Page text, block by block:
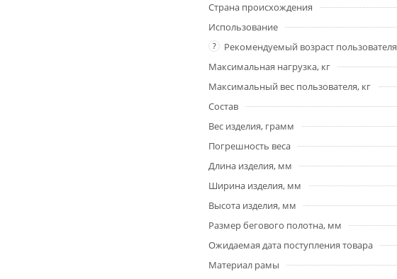
Страна происхождения
Использование
? Рекомендуемый возраст пользователя
Максимальная нагрузка, кг
Максимальный вес пользователя, кг
Состав
Вес изделия, грамм
Погрешность веса
Длина изделия, мм
Ширина изделия, мм
Высота изделия, мм
Размер бегового полотна, мм
Ожидаемая дата поступления товара
Материал рамы